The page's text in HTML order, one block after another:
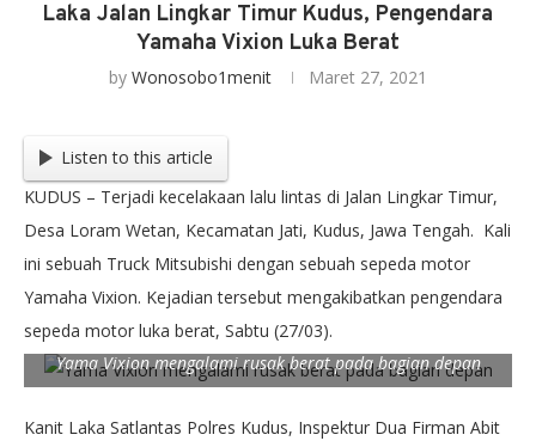
Laka Jalan Lingkar Timur Kudus, Pengendara
Yamaha Vixion Luka Berat
by Wonosobo1menit Maret 27, 2021
Listen to this article
KUDUS – Terjadi kecelakaan lalu lintas di Jalan Lingkar Timur,
Desa Loram Wetan, Kecamatan Jati, Kudus, Jawa Tengah. Kali
ini sebuah Truck Mitsubishi dengan sebuah sepeda motor
Yamaha Vixion. Kejadian tersebut mengakibatkan pengendara
sepeda motor luka berat, Sabtu (27/03).
Yama Vixion mengalami rusak berat pada bagian depan
Kanit Laka Satlantas Polres Kudus, Inspektur Dua Firman Abit